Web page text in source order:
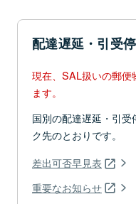
配達遅延・引受
現在、SAL扱いの郵便
ます。
国別の配達遅延・引
ク先のとおりです。
差出可否早見表
重要なお知らせ